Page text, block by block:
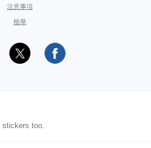
注意事項
檢舉
stickers too.